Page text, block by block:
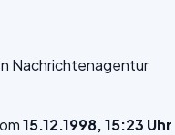
Nachrichtenagentur
15.12.1998, 15:23 Uhr